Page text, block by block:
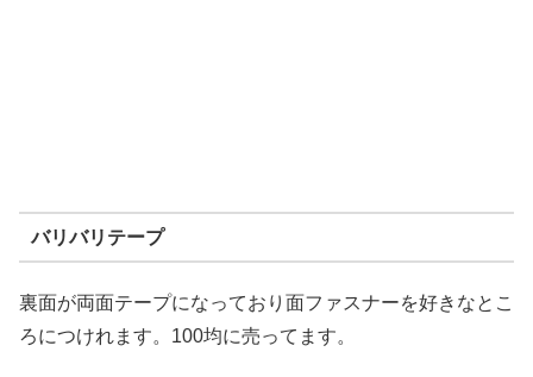
バリバリテープ
裏面が両面テープになっており面ファスナーを好きなとこ
ろにつけれます。100均に売ってます。